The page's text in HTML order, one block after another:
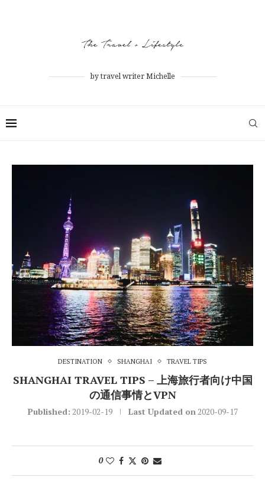
by travel writer Michelle
DESTINATION SHANGHAI TRAVEL TIPS
SHANGHAI TRAVEL TIPS – 上海旅行者向け中国
の通信事情とVPN
Published: 2019-02-19 Last Updated on2020-09-17
0